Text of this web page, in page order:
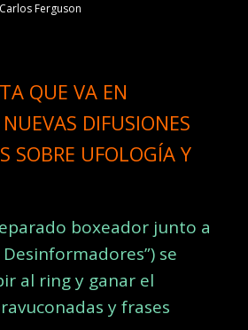
Carlos Ferguson
QUE VA EN
DIFUSIONES
SOBRE UFOLOGÍA Y
boxeador junto a
se
al ring y ganar el
y frases